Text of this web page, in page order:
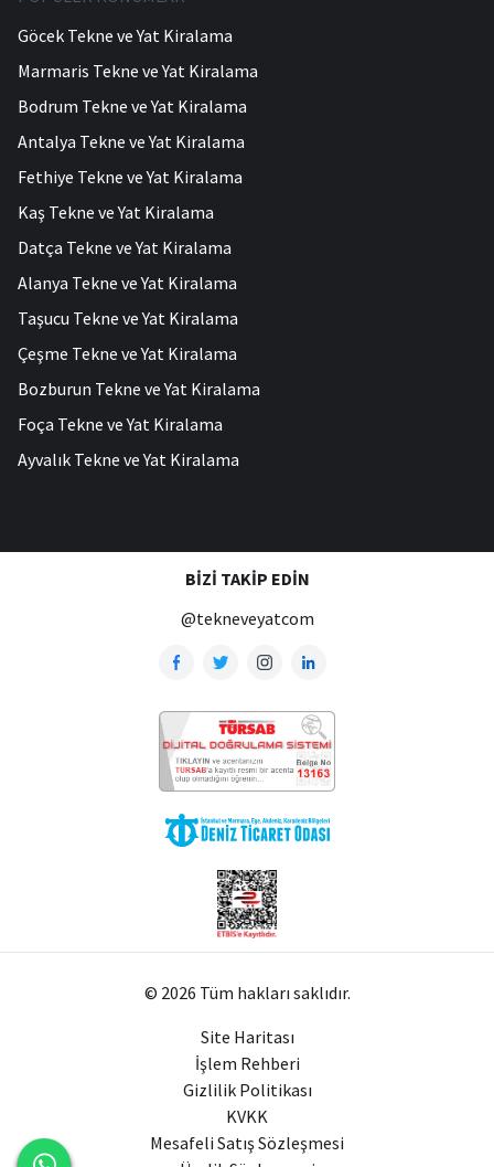
Göcek Tekne ve Yat Kiralama
Marmaris Tekne ve Yat Kiralama
Bodrum Tekne ve Yat Kiralama
Antalya Tekne ve Yat Kiralama
Fethiye Tekne ve Yat Kiralama
Kaş Tekne ve Yat Kiralama
Datça Tekne ve Yat Kiralama
Alanya Tekne ve Yat Kiralama
Taşucu Tekne ve Yat Kiralama
Çeşme Tekne ve Yat Kiralama
Bozburun Tekne ve Yat Kiralama
Foça Tekne ve Yat Kiralama
Ayvalık Tekne ve Yat Kiralama
BIZI TAKIP EDIN
@tekneveyatcom
© 2026 Tüm hakları saklıdır.
Site Haritası
İşlem Rehberi
Gizlilik Politikası
KVKK
Mesafeli Satış Sözleşmesi